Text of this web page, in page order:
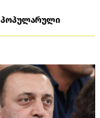
პოპულარული